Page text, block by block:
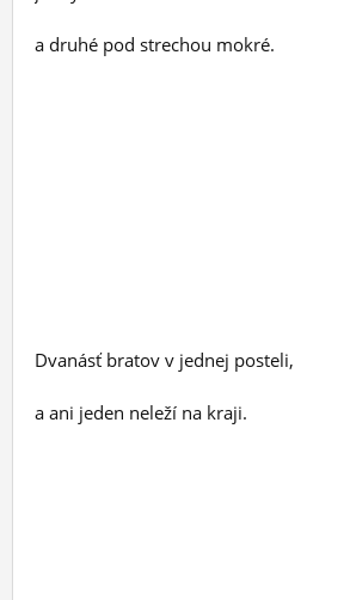
a druhé pod strechou mokré.
Dvanásť bratov v jednej posteli,
a ani jeden neleží na kraji.